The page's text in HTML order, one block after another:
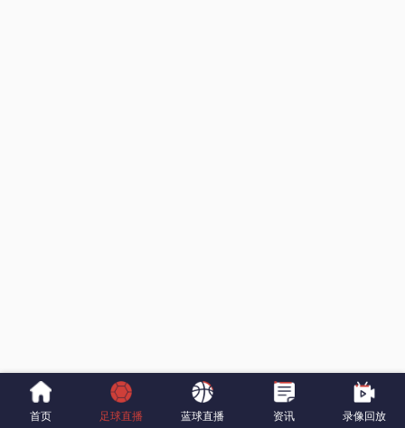
首页 足球直播 蓝球直播 资讯 录像回放